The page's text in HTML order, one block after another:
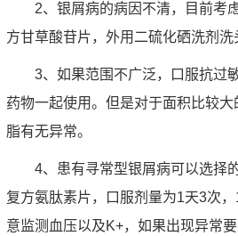
2、银屑病的病因不清，目前考
方甘草酸苷片，外用二硫化硒洗剂
3、如果范围不广泛，口服抗过
药物一起使用。但是对于面积比较
脂有无异常。
4、患有寻常型银屑病可以选择
复方氨肽素片，口服剂量为1天3次
意监测血压以及K+，如果出现异常要